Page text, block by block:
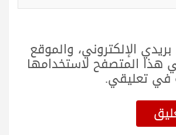
الإلكتروني، والموقع
هذا المتصفح لاستخدامها
في تعليقي.